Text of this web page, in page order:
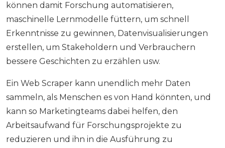
können damit Forschung automatisieren,
maschinelle Lernmodelle füttern, um schnell
Erkenntnisse zu gewinnen, Datenvisualisierungen
erstellen, um Stakeholdern und Verbrauchern
bessere Geschichten zu erzählen usw.
Ein Web Scraper kann unendlich mehr Daten
sammeln, als Menschen es von Hand könnten, und
kann so Marketingteams dabei helfen, den
Arbeitsaufwand für Forschungsprojekte zu
reduzieren und ihn in die Ausführung zu